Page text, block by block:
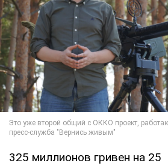
325 миллионов гривен на 25